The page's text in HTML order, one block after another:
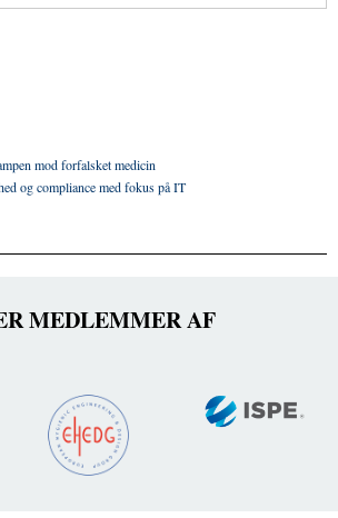
mod forfalsket medicin
og compliance med fokus på IT
MEDLEMMER AF